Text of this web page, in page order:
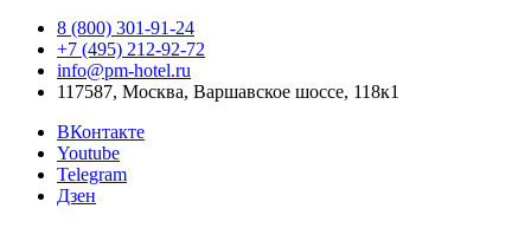
8 (800) 301‑91‑24
+7 (495) 212‑92‑72
info@pm-hotel.ru
117587, Москва, Варшавское шоссе, 118к1
ВКонтакте
Youtube
Telegram
Дзен